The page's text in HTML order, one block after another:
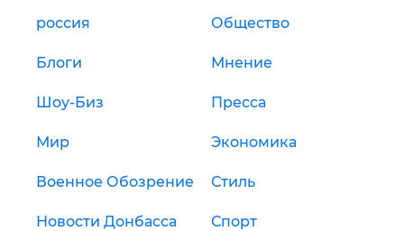
россия Общество
Блоги Мнение
Шоу-Биз Пресса
Мир Экономика
Военное Обозрение Стиль
Новости Донбасса Спорт